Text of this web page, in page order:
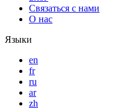
Связаться с нами
О нас
Языки
en
fr
ru
ar
zh